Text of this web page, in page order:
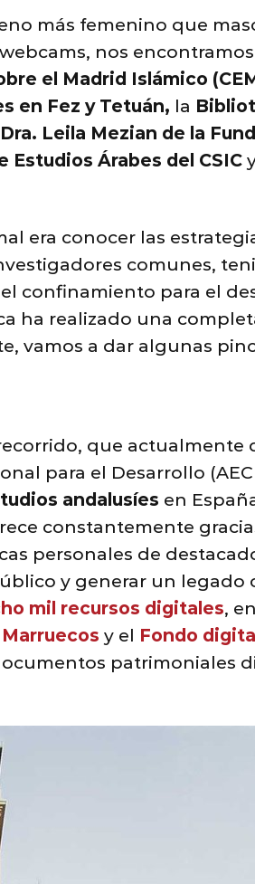
más femenino que
nos
el Madrid Islámico
en Fez y Tetuán, la
Leila Mezian de la
Estudios Árabes del CSIC
era conocer las
comunes,
confinamiento para el
ha realizado una
vamos a dar algunas
que actualmente
para el Desarrollo
andalusíes en
constantemente
personales de
y generar un legado
mil recursos digitales,
y el Fondo
patrimoniales